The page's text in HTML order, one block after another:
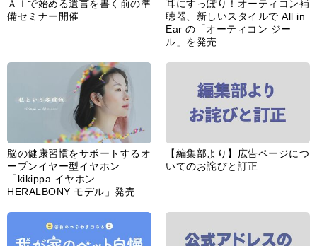
あなたのペット自慢を教えてく
【編集部より】公式アドレスの
不正利用について
インフォメーション一覧
サイトポリシー／データの収集と利用について
「ｆｆ倶楽部」会員規約